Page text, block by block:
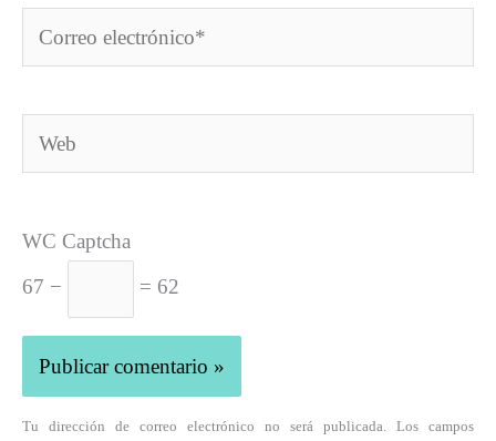
Correo
electrónico*
Web
WC Captcha
67 −
= 62
Tu dirección de correo electrónico no será publicada. Los campos